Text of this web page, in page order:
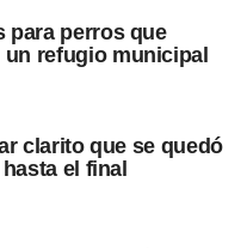
para perros que
un refugio municipal
clarito que se quedó
el final